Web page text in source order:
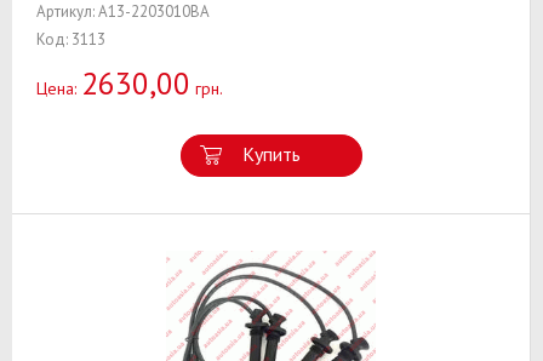
Артикул: A13-2203010BA
Код: 3113
Цена: 2630,00 грн.
Купить